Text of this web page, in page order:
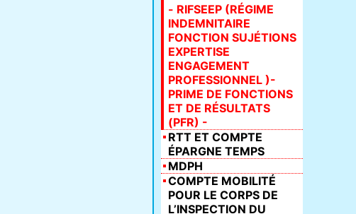
- RIFSEEP (RÉGIME
INDEMNITAIRE
FONCTION SUJÉTIONS
EXPERTISE
ENGAGEMENT
PROFESSIONNEL )-
PRIME DE FONCTIONS
ET DE RÉSULTATS
(PFR) -
RTT ET COMPTE
ÉPARGNE TEMPS
MDPH
COMPTE MOBILITÉ
POUR LE CORPS DE
L’INSPECTION DU